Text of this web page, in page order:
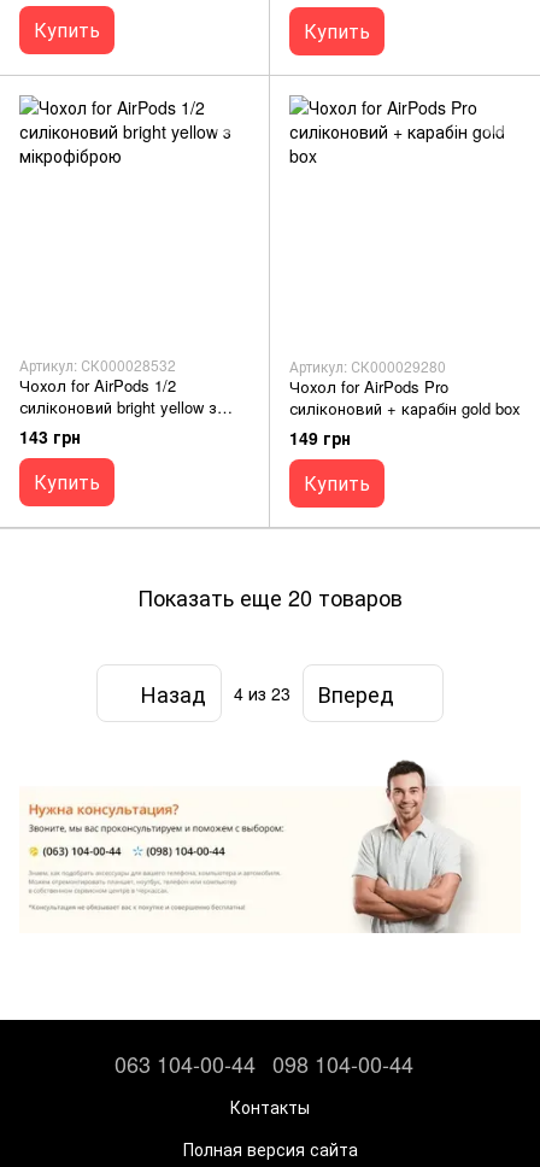
Купить Купить
Артикул: СК000028532
Чохол for AirPods 1/2
силіконовий bright yellow з
мікрофіброю
143 грн
Купить
Артикул: СК000029280
Чохол for AirPods Pro
силіконовий + карабін gold box
149 грн
Купить
Показать еще 20 товаров
Назад 4 из 23 Вперед
063 104-00-44 098 104-00-44
Контакты
Полная версия сайта